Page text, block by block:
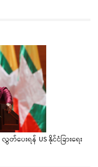
ပေးရန် US နိုင်ငံခြားရေး